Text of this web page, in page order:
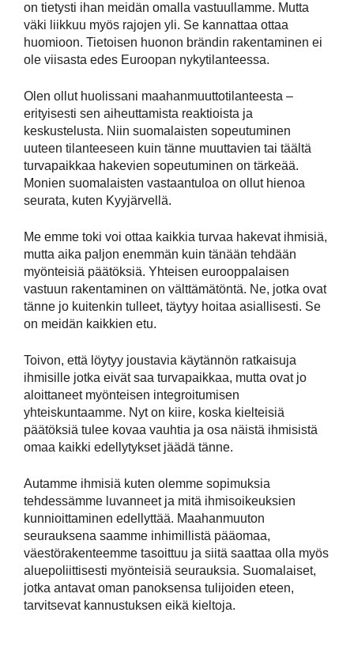
on tietysti ihan meidän omalla vastuullamme. Mutta
väki liikkuu myös rajojen yli. Se kannattaa ottaa
huomioon. Tietoisen huonon brändin rakentaminen ei
ole viisasta edes Euroopan nykytilanteessa.
Olen ollut huolissani maahanmuuttotilanteesta –
erityisesti sen aiheuttamista reaktioista ja
keskustelusta. Niin suomalaisten sopeutuminen
uuteen tilanteeseen kuin tänne muuttavien tai täältä
turvapaikkaa hakevien sopeutuminen on tärkeää.
Monien suomalaisten vastaantuloa on ollut hienoa
seurata, kuten Kyyjärvellä.
Me emme toki voi ottaa kaikkia turvaa hakevat ihmisiä,
mutta aika paljon enemmän kuin tänään tehdään
myönteisiä päätöksiä. Yhteisen eurooppalaisen
vastuun rakentaminen on välttämätöntä. Ne, jotka ovat
tänne jo kuitenkin tulleet, täytyy hoitaa asiallisesti. Se
on meidän kaikkien etu.
Toivon, että löytyy joustavia käytännön ratkaisuja
ihmisille jotka eivät saa turvapaikkaa, mutta ovat jo
aloittaneet myönteisen integroitumisen
yhteiskuntaamme. Nyt on kiire, koska kielteisiä
päätöksiä tulee kovaa vauhtia ja osa näistä ihmisistä
omaa kaikki edellytykset jäädä tänne.
Autamme ihmisiä kuten olemme sopimuksia
tehdessämme luvanneet ja mitä ihmisoikeuksien
kunnioittaminen edellyttää. Maahanmuuton
seurauksena saamme inhimillistä pääomaa,
väestörakenteemme tasoittuu ja siitä saattaa olla myös
aluepoliittisesti myönteisiä seurauksia. Suomalaiset,
jotka antavat oman panoksensa tulijoiden eteen,
tarvitsevat kannustuksen eikä kieltoja.